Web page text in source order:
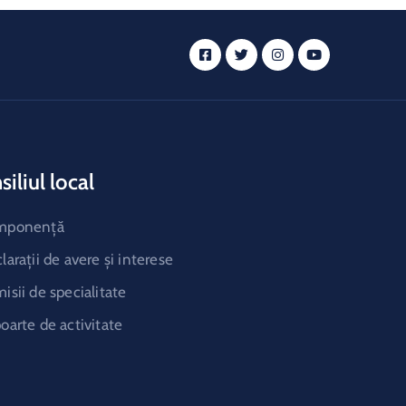
local
de avere și interese
de specialitate
de activitate